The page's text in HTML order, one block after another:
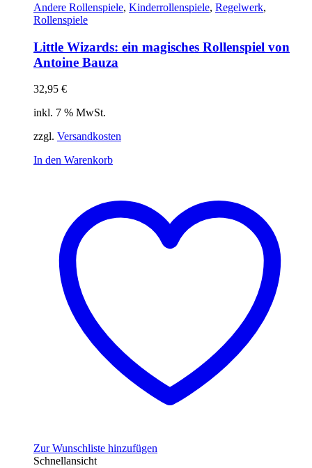
Andere Rollenspiele, Kinderrollenspiele, Regelwerk,
Rollenspiele
Little Wizards: ein magisches Rollenspiel von
Antoine Bauza
32,95 €
inkl. 7 % MwSt.
zzgl. Versandkosten
In den Warenkorb
Zur Wunschliste hinzufügen
Schnellansicht